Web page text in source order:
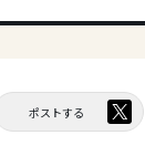
ポストする